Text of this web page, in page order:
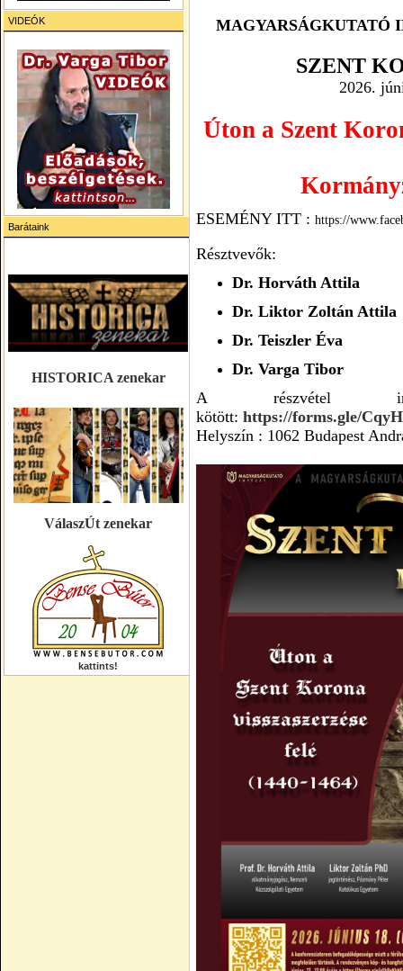
VIDEÓK
Barátaink
HISTORICA zenekar
VálaszÚt zenekar
kattints!
MAGYARSÁGKUTATÓ
SZENT
2026.
Úton a Szent
ESEMÉNY ITT : https://
Résztvevők:
Dr. Horváth Attila
Dr. Liktor Zoltán Attila
Dr. Teiszler Éva
Dr. Varga Tibor
A részvétel
kötött: https://forms.gle/
Helyszín : 1062 Budapest